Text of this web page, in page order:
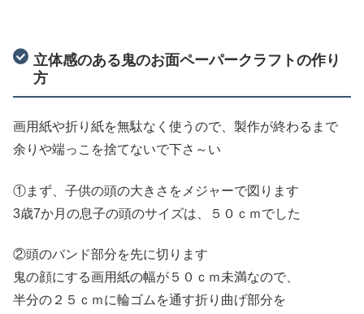
立体感のある鬼のお面ペーパークラフトの作り
方
画用紙や折り紙を無駄なく使うので、製作が終わるまで
余りや端っこを捨てないで下さ～い
①まず、子供の頭の大きさをメジャーで図ります
3歳7か月の息子の頭のサイズは、５０ｃｍでした
②頭のバンド部分を先に切ります
鬼の顔にする画用紙の幅が５０ｃｍ未満なので、
半分の２５ｃｍに輪ゴムを通す折り曲げ部分を